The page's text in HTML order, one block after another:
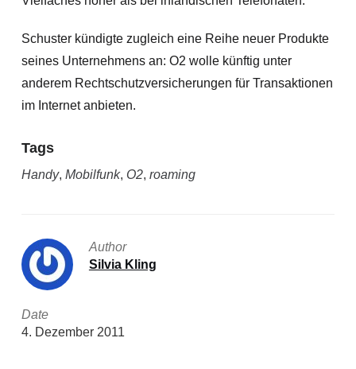
Schuster kündigte zugleich eine Reihe neuer Produkte
seines Unternehmens an: O2 wolle künftig unter
anderem Rechtschutzversicherungen für Transaktionen
im Internet anbieten.
Tags
Handy, Mobilfunk, O2, roaming
Author
Silvia Kling
Date
4. Dezember 2011